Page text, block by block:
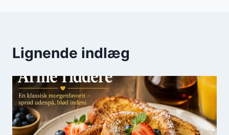
Lignende indlæg